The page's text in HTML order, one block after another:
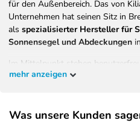
für den Außenbereich. Das von
Unternehmen hat seinen Sitz in
als spezialisierter Hersteller für
Sonnensegel und Abdeckungen
Im Mittelpunkt stehen
Materialien und eine konsequente
Terrasse oder dem Balkon
mehr anzeigen
Was unsere Kunden